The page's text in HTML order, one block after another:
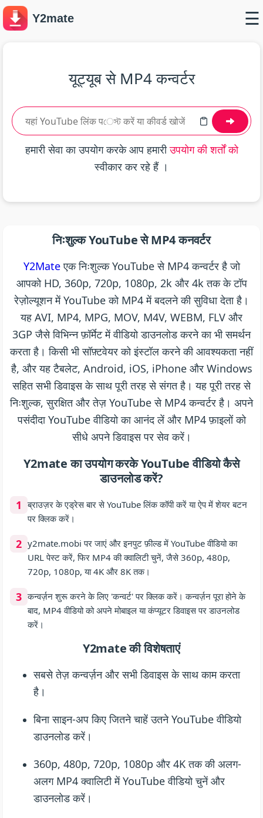
Y2mate ☰
यूट्यूब से MP4 कन्वर्टर
हमारी सेवा का उपयोग करके आप हमारीउपयोग की शर्तों को
स्वीकार कर रहे हैं ।
निःशुल्क YouTube से MP4 कनवर्टर
Y2Mateएक निःशुल्क YouTube से MP4 कन्वर्टर है जो
आपको HD, 360p, 720p, 1080p, 2k और 4k तक के टॉप
रेज़ोल्यूशन में YouTube को MP4 में बदलने की सुविधा देता है।
यह AVI, MP4, MPG, MOV, M4V, WEBM, FLV और
3GP जैसे विभिन्न फ़ॉर्मेट में वीडियो डाउनलोड करने का भी समर्थन
करता है। किसी भी सॉफ़्टवेयर को इंस्टॉल करने की आवश्यकता नहीं
है, और यह टैबलेट, Android, iOS, iPhone और Windows
सहित सभी डिवाइस के साथ पूरी तरह से संगत है। यह पूरी तरह से
निःशुल्क, सुरक्षित और तेज़ YouTube से MP4 कन्वर्टर है। अपने
पसंदीदा YouTube वीडियो का आनंद लें और MP4 फ़ाइलों को
सीधे अपने डिवाइस पर सेव करें।
Y2mate का उपयोग करके YouTube वीडियो कैसे
डाउनलोड करें?
1 ब्राउज़र के एड्रेस बार से YouTube लिंक कॉपी करें या ऐप में शेयर बटन
पर क्लिक करें।
2 y2mate.mobi पर जाएं और इनपुट फ़ील्ड में YouTube वीडियो का
URL पेस्ट करें, फिर MP4 की क्वालिटी चुनें, जैसे 360p, 480p,
720p, 1080p, या 4K और 8K तक।
3 कन्वर्ज़न शुरू करने के लिए 'कन्वर्ट' पर क्लिक करें। कन्वर्ज़न पूरा होने के
बाद, MP4 वीडियो को अपने मोबाइल या कंप्यूटर डिवाइस पर डाउनलोड
करें।
Y2mate की विशेषताएं
सबसे तेज़ कन्वर्ज़न और सभी डिवाइस के साथ काम करता
है।
बिना साइन-अप किए जितने चाहें उतने YouTube वीडियो
डाउनलोड करें।
360p, 480p, 720p, 1080p और 4K तक की अलग-
अलग MP4 क्वालिटी में YouTube वीडियो चुनें और
डाउनलोड करें।